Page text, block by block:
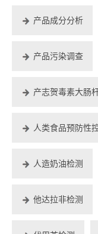
产品成分分析
产品污染调查
产志贺毒素大肠
人类食品预防性
人造奶油检测
他达拉非检测